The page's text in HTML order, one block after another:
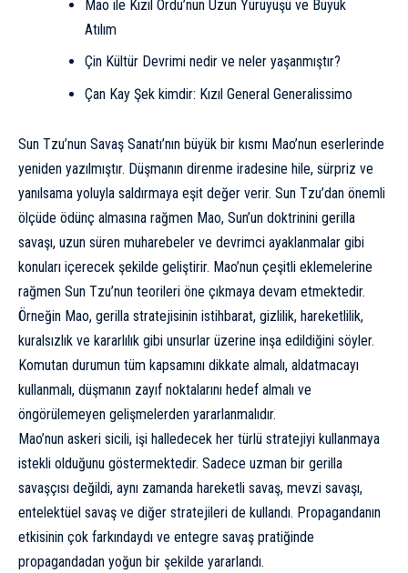
Mao ile Kızıl Ordu’nun Uzun Yürüyüşü ve Büyük
Atılım
Çin Kültür Devrimi nedir ve neler yaşanmıştır?
Çan Kay Şek kimdir: Kızıl General Generalissimo
Sun Tzu’nun Savaş Sanatı’nın büyük bir kısmı Mao’nun eserlerinde
yeniden yazılmıştır. Düşmanın direnme iradesine hile, sürpriz ve
yanılsama yoluyla saldırmaya eşit değer verir. Sun Tzu’dan önemli
ölçüde ödünç almasına rağmen Mao, Sun’un doktrinini gerilla
savaşı, uzun süren muharebeler ve devrimci ayaklanmalar gibi
konuları içerecek şekilde geliştirir. Mao’nun çeşitli eklemelerine
rağmen Sun Tzu’nun teorileri öne çıkmaya devam etmektedir.
Örneğin Mao, gerilla stratejisinin istihbarat, gizlilik, hareketlilik,
kuralsızlık ve kararlılık gibi unsurlar üzerine inşa edildiğini söyler.
Komutan durumun tüm kapsamını dikkate almalı, aldatmacayı
kullanmalı, düşmanın zayıf noktalarını hedef almalı ve
öngörülemeyen gelişmelerden yararlanmalıdır.
Mao’nun askeri sicili, işi halledecek her türlü stratejiyi kullanmaya
istekli olduğunu göstermektedir. Sadece uzman bir gerilla
savaşçısı değildi, aynı zamanda hareketli savaş, mevzi savaşı,
entelektüel savaş ve diğer stratejileri de kullandı. Propagandanın
etkisinin çok farkındaydı ve entegre savaş pratiğinde
propagandadan yoğun bir şekilde yararlandı.